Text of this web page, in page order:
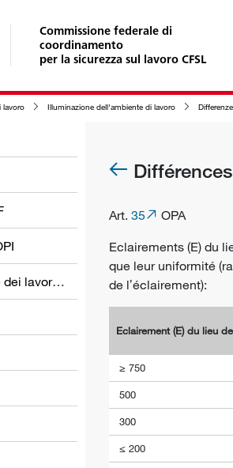
Commissione federale di
coordinamento
per la sicurezza sul lavoro CFSL
lavoro Illuminazione dell'ambiente di lavoro
Obblighi dei datori di lavoro e dei lavoratori
Art. 35
OPA
Eclairements (E) du
que leur uniformité
de lʼéclairement):
Eclairement (E) du lieu
≥ 750
500
300
≤ 200